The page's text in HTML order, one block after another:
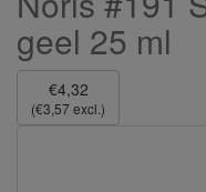
geel 25 ml
€4,32
(€3,57 excl.)